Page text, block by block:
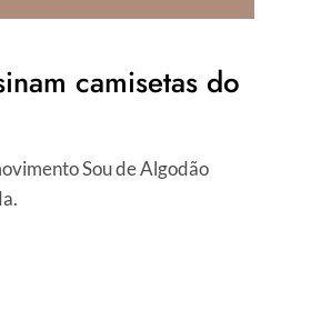
camisetas do
Sou de Algodão